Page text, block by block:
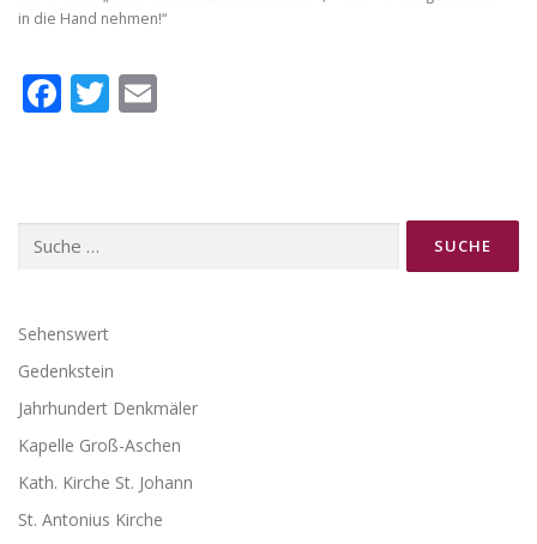
in die Hand nehmen!“
Facebook
Twitter
nach:
Sehenswert
Gedenkstein
Jahrhundert Denkmäler
Kapelle Groß-Aschen
Kath. Kirche St. Johann
St. Antonius Kirche